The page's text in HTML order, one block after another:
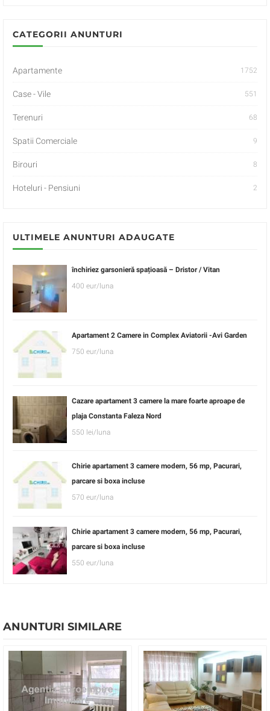
CATEGORII ANUNTURI
Apartamente 1752
Case - Vile 551
Terenuri 68
Spatii Comerciale 9
Birouri 8
Hoteluri - Pensiuni 2
ULTIMELE ANUNTURI ADAUGATE
închiriez garsonieră spațioasă – Dristor / Vitan
400 eur/luna
Apartament 2 Camere in Complex Aviatorii -Avi Garden
750 eur/luna
Cazare apartament 3 camere la mare foarte aproape de
plaja Constanta Faleza Nord
550 lei/luna
Chirie apartament 3 camere modern, 56 mp, Pacurari,
parcare si boxa incluse
570 eur/luna
Chirie apartament 3 camere modern, 56 mp, Pacurari,
parcare si boxa incluse
550 eur/luna
ANUNTURI SIMILARE